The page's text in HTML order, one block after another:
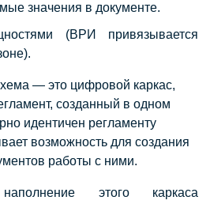
значения в документе.
(ВРИ привязывается
— это цифровой каркас,
созданный в одном
идентичен регламенту
возможность для создания
работы с ними.
наполнение этого каркаса